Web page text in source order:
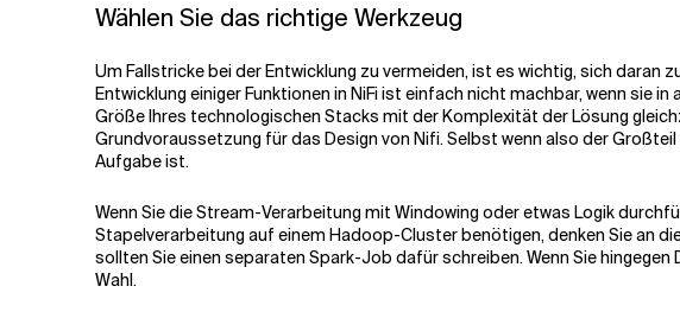
Wählen Sie das richtige Werkzeug
Um Fallstricke bei der Entwicklung zu vermeiden, ist es wichtig, sich daran
Entwicklung einiger Funktionen in NiFi ist einfach nicht machbar, wenn sie
Größe Ihres technologischen Stacks mit der Komplexität der Lösung
Grundvoraussetzung für das Design von Nifi. Selbst wenn also der
Aufgabe ist.
Wenn Sie die Stream-Verarbeitung mit Windowing oder etwas Logik
Stapelverarbeitung auf einem Hadoop-Cluster benötigen, denken Sie an
sollten Sie einen separaten Spark-Job dafür schreiben. Wenn Sie
Wahl.